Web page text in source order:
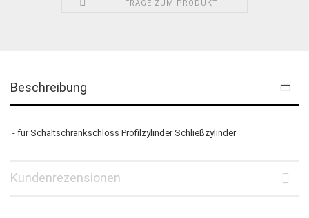
FRAGE ZUM PRODUKT
Beschreibung
- für Schaltschrankschloss Profilzylinder Schließzylinder
Kundenrezensionen